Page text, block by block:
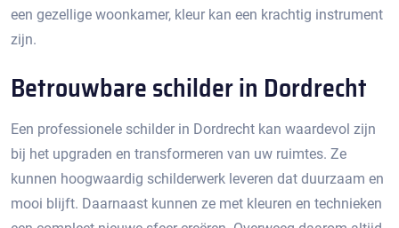
een gezellige woonkamer, kleur kan een krachtig instrument
zijn.​
Betrouwbare schilder in Dordrecht
Een professionele schilder in Dordrecht kan waardevol zijn
bij het upgraden en transformeren van uw ruimtes.​ Ze
kunnen hoogwaardig schilderwerk leveren dat duurzaam en
mooi blijft.​ Daarnaast kunnen ze met kleuren en technieken